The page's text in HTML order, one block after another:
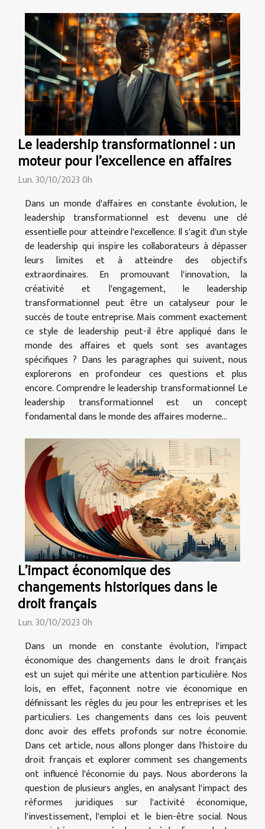
Le leadership transformationnel : un
moteur pour l'excellence en affaires
Lun. 30/10/2023 0h
Dans un monde d'affaires en constante évolution, le
leadership transformationnel est devenu une clé
essentielle pour atteindre l'excellence. Il s'agit d'un style
de leadership qui inspire les collaborateurs à dépasser
leurs limites et à atteindre des objectifs
extraordinaires. En promouvant l'innovation, la
créativité et l'engagement, le leadership
transformationnel peut être un catalyseur pour le
succès de toute entreprise. Mais comment exactement
ce style de leadership peut-il être appliqué dans le
monde des affaires et quels sont ses avantages
spécifiques ? Dans les paragraphes qui suivent, nous
explorerons en profondeur ces questions et plus
encore. Comprendre le leadership transformationnel Le
leadership transformationnel est un concept
fondamental dans le monde des affaires moderne...
L'impact économique des
changements historiques dans le
droit français
Lun. 30/10/2023 0h
Dans un monde en constante évolution, l'impact
économique des changements dans le droit français
est un sujet qui mérite une attention particulière. Nos
lois, en effet, façonnent notre vie économique en
définissant les règles du jeu pour les entreprises et les
particuliers. Les changements dans ces lois peuvent
donc avoir des effets profonds sur notre économie.
Dans cet article, nous allons plonger dans l'histoire du
droit français et explorer comment ses changements
ont influencé l'économie du pays. Nous aborderons la
question de plusieurs angles, en analysant l'impact des
réformes juridiques sur l'activité économique,
l'investissement, l'emploi et le bien-être social. Nous